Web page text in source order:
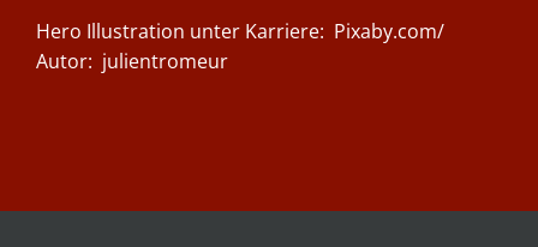
Hero Illustration unter Karriere: Pixaby.com/
Autor: julientromeur